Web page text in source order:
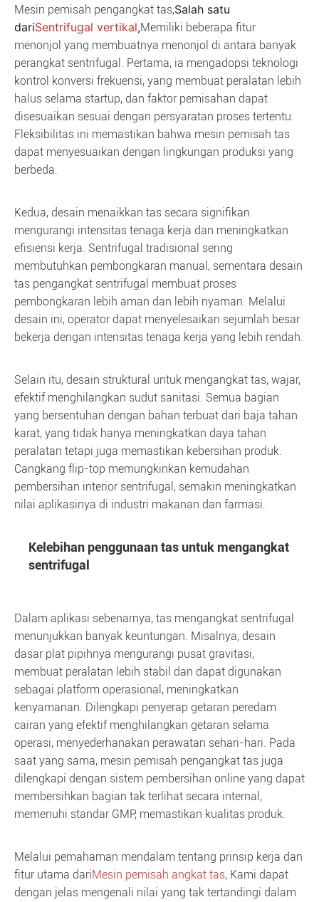
Mesin pemisah pengangkat tas,Salah satu
dariSentrifugal vertikal,Memiliki beberapa fitur
menonjol yang membuatnya menonjol di antara banyak
perangkat sentrifugal. Pertama, ia mengadopsi teknologi
kontrol konversi frekuensi, yang membuat peralatan lebih
halus selama startup, dan faktor pemisahan dapat
disesuaikan sesuai dengan persyaratan proses tertentu.
Fleksibilitas ini memastikan bahwa mesin pemisah tas
dapat menyesuaikan dengan lingkungan produksi yang
berbeda.
Kedua, desain menaikkan tas secara signifikan
mengurangi intensitas tenaga kerja dan meningkatkan
efisiensi kerja. Sentrifugal tradisional sering
membutuhkan pembongkaran manual, sementara desain
tas pengangkat sentrifugal membuat proses
pembongkaran lebih aman dan lebih nyaman. Melalui
desain ini, operator dapat menyelesaikan sejumlah besar
bekerja dengan intensitas tenaga kerja yang lebih rendah.
Selain itu, desain struktural untuk mengangkat tas, wajar,
efektif menghilangkan sudut sanitasi. Semua bagian
yang bersentuhan dengan bahan terbuat dari baja tahan
karat, yang tidak hanya meningkatkan daya tahan
peralatan tetapi juga memastikan kebersihan produk.
Cangkang flip-top memungkinkan kemudahan
pembersihan interior sentrifugal, semakin meningkatkan
nilai aplikasinya di industri makanan dan farmasi.
Kelebihan penggunaan tas untuk mengangkat
sentrifugal
Dalam aplikasi sebenarnya, tas mengangkat sentrifugal
menunjukkan banyak keuntungan. Misalnya, desain
dasar plat pipihnya mengurangi pusat gravitasi,
membuat peralatan lebih stabil dan dapat digunakan
sebagai platform operasional, meningkatkan
kenyamanan. Dilengkapi penyerap getaran peredam
cairan yang efektif menghilangkan getaran selama
operasi, menyederhanakan perawatan sehari-hari. Pada
saat yang sama, mesin pemisah pengangkat tas juga
dilengkapi dengan sistem pembersihan online yang dapat
membersihkan bagian tak terlihat secara internal,
memenuhi standar GMP, memastikan kualitas produk.
Melalui pemahaman mendalam tentang prinsip kerja dan
fitur utama dariMesin pemisah angkat tas, Kami dapat
dengan jelas mengenali nilai yang tak tertandingi dalam